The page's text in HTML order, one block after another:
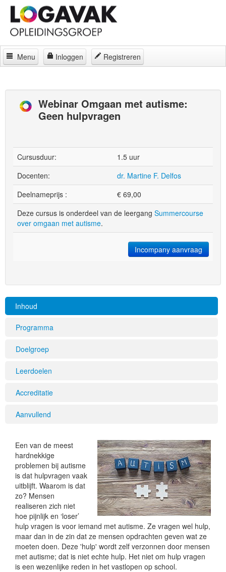
Menu Inloggen
Registreren
Curatorium
Locaties
Contact
Over
Webinar Omgaan met autisme:
Geen hulpvragen
Cursusduur:
1.5 uur
Docenten:
dr. Martine F. Delfos
Deelnameprijs :
€ 69,00
Deze cursus is onderdeel van de leergang Summercourse
over omgaan met autisme.
Incompany aanvraag
Inhoud
Programma
Doelgroep
Leerdoelen
Accreditatie
Aanvullend
Een van de meest
hardnekkige
problemen bij autisme
is dat hulpvragen vaak
uitblijft. Waarom is dat
zo? Mensen
realiseren zich niet
hoe pijnlijk en ‘loser’
hulp vragen is voor iemand met autisme. Ze vragen wel hulp,
maar dan in de zin dat ze mensen opdrachten geven wat ze
moeten doen. Deze 'hulp' wordt zelf verzonnen door mensen
met autisme; dat is niet echte hulp. Het niet om hulp vragen
is een wezenlijke reden in het vastlopen op school.